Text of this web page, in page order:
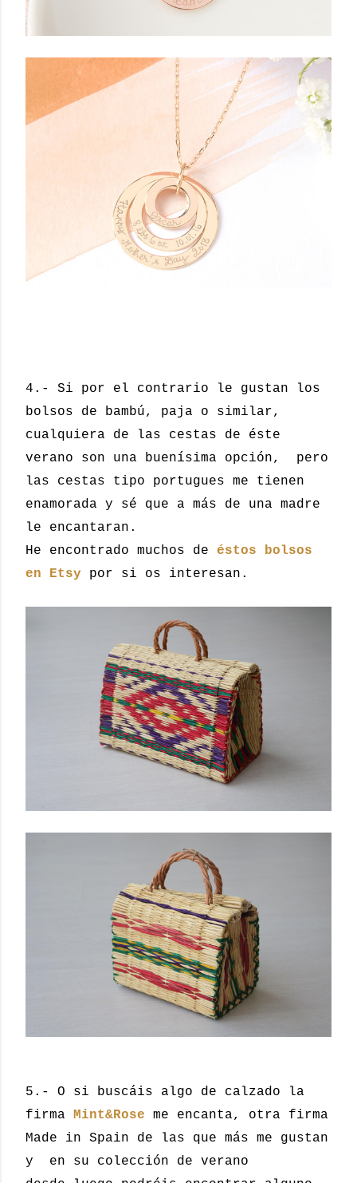
4.- Si por el contrario le gustan los
bolsos de bambú, paja o similar,
cualquiera de las cestas de éste
verano son una buenísima opción, pero
las cestas tipo portugues me tienen
enamorada y sé que a más de una madre
le encantaran.
He encontrado muchos de éstos bolsos
en Etsy
por si os interesan.
5.- O si buscáis algo de calzado la
firma Mint&Rose me encanta, otra firma
Made in Spain de las que más me gustan
y en su colección de verano